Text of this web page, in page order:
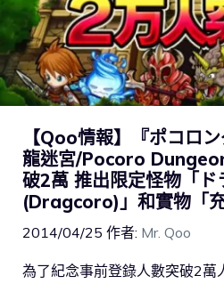
【Qoo情報】『ポコロ
龍迷宮/Pocoro
破2萬 推出限定怪物「ド
(Dragcoro)」和實物「
2014/04/25 作者: Mr. Qoo
為了紀念事前登錄人數突破2萬